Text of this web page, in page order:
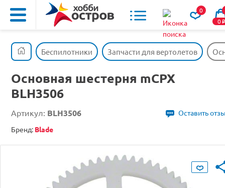
0
0o
Беспилотники Запчасти для вертолетов
Основная шестерня mCPX
BLH3506
Артикул: BLH3506
Оставить
Бренд: Blade